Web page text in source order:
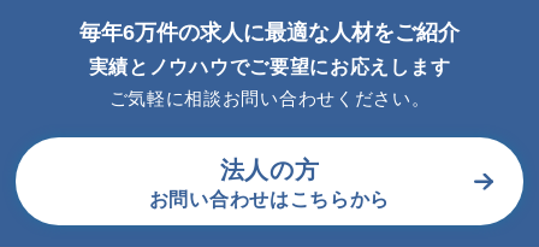
毎年6万件の求人に最適な人材をご紹介
実績とノウハウでご要望にお応えします
ご気軽に相談お問い合わせください。
法人の方
お問い合わせはこちらから